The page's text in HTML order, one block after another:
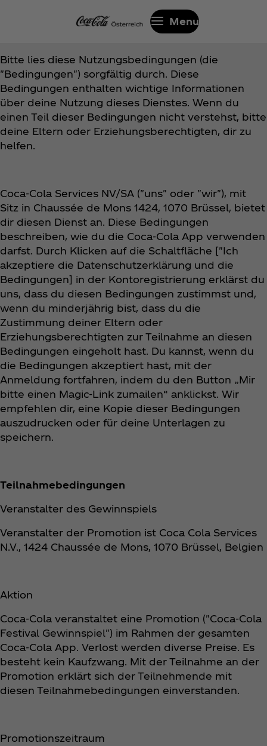
Menu
Bitte lies diese Nutzungsbedingungen (die
"Bedingungen") sorgfältig durch. Diese
Bedingungen enthalten wichtige Informationen
über deine Nutzung dieses Dienstes. Wenn du
einen Teil dieser Bedingungen nicht verstehst, bitte
deine Eltern oder Erziehungsberechtigten, dir zu
helfen.
Coca‑Cola Services NV/SA ("uns" oder "wir"), mit
Sitz in Chaussée de Mons 1424, 1070 Brüssel, bietet
dir diesen Dienst an. Diese Bedingungen
beschreiben, wie du die Coca‑Cola App verwenden
darfst. Durch Klicken auf die Schaltfläche ["Ich
akzeptiere die Datenschutzerklärung und die
Bedingungen] in der Kontoregistrierung erklärst du
uns, dass du diesen Bedingungen zustimmst und,
wenn du minderjährig bist, dass du die
Zustimmung deiner Eltern oder
Erziehungsberechtigten zur Teilnahme an diesen
Bedingungen eingeholt hast. Du kannst, wenn du
die Bedingungen akzeptiert hast, mit der
Anmeldung fortfahren, indem du den Button „Mir
bitte einen Magic-Link zumailen“ anklickst. Wir
empfehlen dir, eine Kopie dieser Bedingungen
auszudrucken oder für deine Unterlagen zu
speichern.
Teilnahmebedingungen
Veranstalter des Gewinnspiels
Veranstalter der Promotion ist Coca Cola Services
N.V., 1424 Chaussée de Mons, 1070 Brüssel, Belgien
Aktion
Coca‑Cola veranstaltet eine Promotion ("Coca‑Cola
Festival Gewinnspiel") im Rahmen der gesamten
Coca‑Cola App. Verlost werden diverse Preise. Es
besteht kein Kaufzwang. Mit der Teilnahme an der
Promotion erklärt sich der Teilnehmende mit
diesen Teilnahmebedingungen einverstanden.
Promotionszeitraum